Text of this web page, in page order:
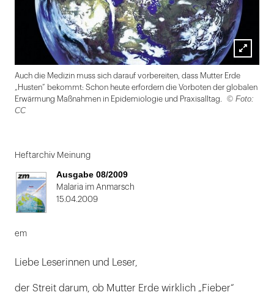
Lightbox
öffnen
Auch die Medizin muss sich darauf vorbereiten, dass Mutter Erde
„Husten“ bekommt: Schon heute erfordern die Vorboten der globalen
Erwärmung Maßnahmen in Epidemiologie und Praxisalltag.
© Foto:
CC
1
von
2
Heftarchiv Meinung
Ausgabe 08/2009
Malaria im Anmarsch
15.04.2009
em
Liebe Leserinnen und Leser,
der Streit darum, ob Mutter Erde wirklich „Fieber“